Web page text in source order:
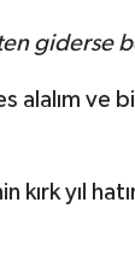
giderse
alalım ve
kırk yıl